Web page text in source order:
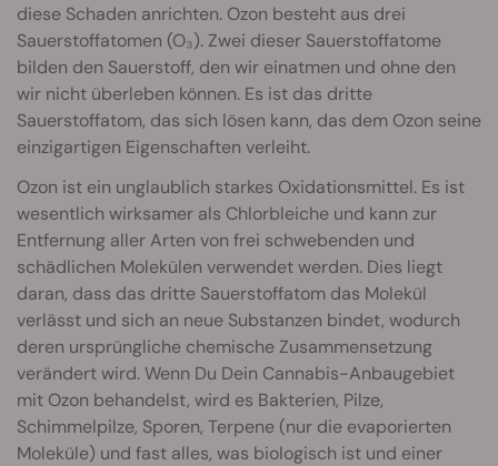
diese Schaden anrichten. Ozon besteht aus drei
Sauerstoffatomen (O₃). Zwei dieser Sauerstoffatome
bilden den Sauerstoff, den wir einatmen und ohne den
wir nicht überleben können. Es ist das dritte
Sauerstoffatom, das sich lösen kann, das dem Ozon seine
einzigartigen Eigenschaften verleiht.
Ozon ist ein unglaublich starkes Oxidationsmittel. Es ist
wesentlich wirksamer als Chlorbleiche und kann zur
Entfernung aller Arten von frei schwebenden und
schädlichen Molekülen verwendet werden. Dies liegt
daran, dass das dritte Sauerstoffatom das Molekül
verlässt und sich an neue Substanzen bindet, wodurch
deren ursprüngliche chemische Zusammensetzung
verändert wird. Wenn Du Dein Cannabis-Anbaugebiet
mit Ozon behandelst, wird es Bakterien, Pilze,
Schimmelpilze, Sporen, Terpene (nur die evaporierten
Moleküle) und fast alles, was biologisch ist und einer